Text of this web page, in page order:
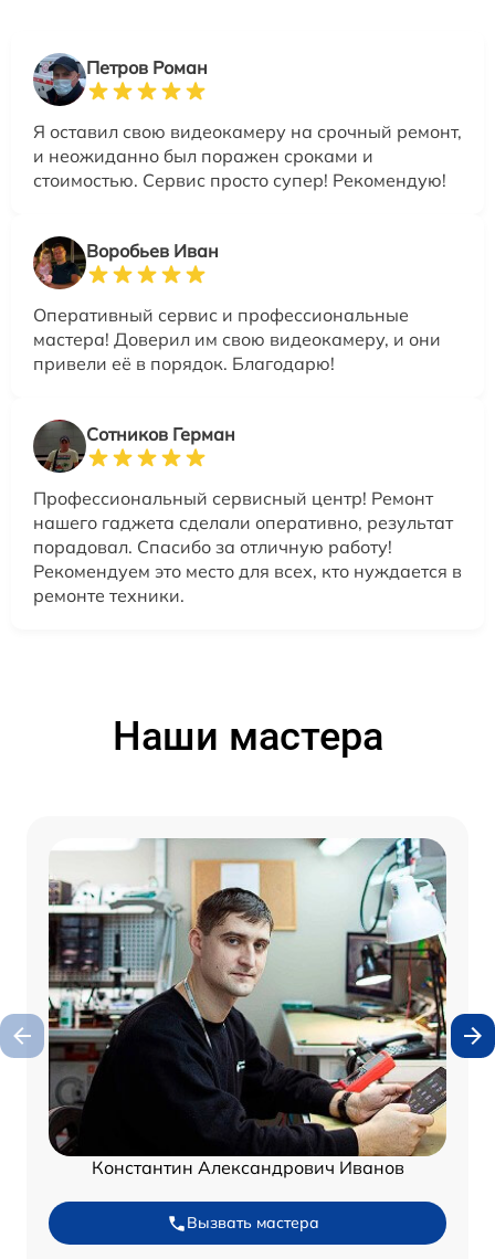
Петров Роман
Я оставил свою видеокамеру на срочный ремонт,
и неожиданно был поражен сроками и
стоимостью. Сервис просто супер! Рекомендую!
Воробьев Иван
Оперативный сервис и профессиональные
мастера! Доверил им свою видеокамеру, и они
привели её в порядок. Благодарю!
Сотников Герман
Профессиональный сервисный центр! Ремонт
нашего гаджета сделали оперативно, результат
порадовал. Спасибо за отличную работу!
Рекомендуем это место для всех, кто нуждается в
ремонте техники.
Наши мастера
Константин Александрович Иванов
Вызвать мастера